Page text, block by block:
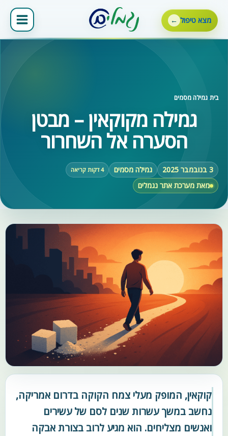
לתוכןמצא טיפול
בית‹גמילה מסמים
גמילה מקוקאין – מבטן
הסערה אל השחרור
3 בנובמבר 2025 גמילה מסמים 4 דקות קריאה
מאת מערכת אתר נגמלים
קוקאין, המופק מעלי צמח הקוקה בדרום אמריקה,
נחשב במשך עשרות שנים לסם של עשירים
ואנשים מצליחים. הוא מגיע לרוב בצורת אבקה